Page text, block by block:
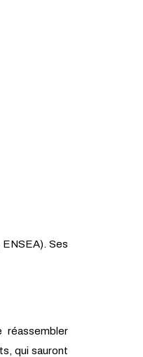
Ses
réassembler
qui sauront